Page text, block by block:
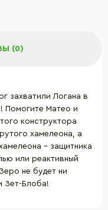
(0)
захватили Логана в
Помогите Матео и
конструктора
хамелеона, а
- защитника
или реактивный
не будет ни
Зет-Блоба!